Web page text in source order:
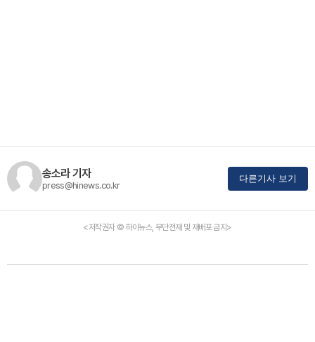
송소라 기자
press@hinews.co.kr
다른기사 보기
<저작권자 © 하이뉴스, 무단전재 및 재배포 금지>